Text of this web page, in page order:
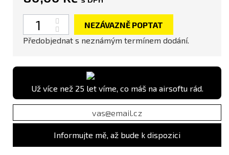
Počet
NEZÁVAZNĚ POPTAT
Předobjednat s neznámým termínem dodání.
Už více než 25 let víme, co máš na airsoftu rád.
Informujte mě, až bude k dispozici